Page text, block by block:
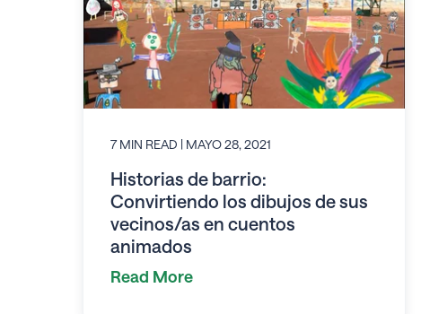
7 MIN READ | MAYO 28, 2021
Historias de barrio:
Convirtiendo los dibujos de sus
vecinos/as en cuentos
animados
Read More